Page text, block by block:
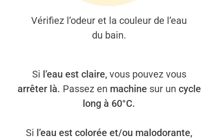
Vérifiez l’odeur et la couleur de l’eau
du bain.
Si l’eau est claire, vous pouvez vous
arrêter là. Passez en machine sur un cycle
long à 60°C.
Si l’eau est colorée et/ou malodorante,